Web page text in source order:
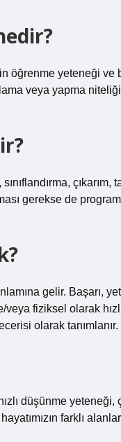
öğrenme yeteneği
veya yapma
gerekse de
gelir. Başarı,
fiziksel olarak
olarak tanımlanır.
düşünme
farklı